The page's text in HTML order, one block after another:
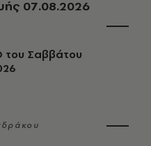
07.08.2026
του Σαββάτου